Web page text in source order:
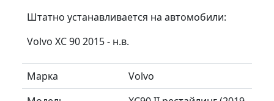
Штатно устанавливается на автомобили:
Volvo XC 90 2015 - н.в.
Марка
Volvo